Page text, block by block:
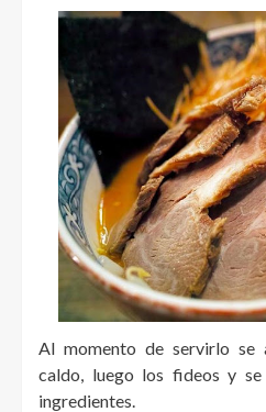
Al momento de servirlo se
caldo, luego los fideos y
ingredientes.